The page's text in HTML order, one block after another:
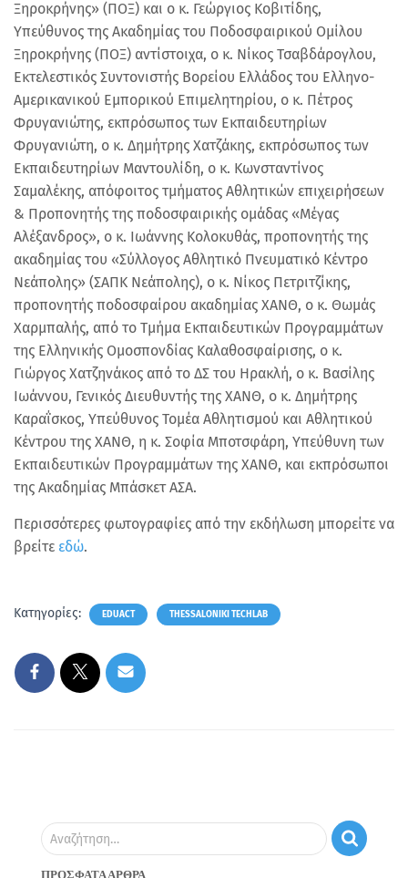
Ξηροκρήνης» (ΠΟΞ) και ο κ. Γεώργιος Κοβιτίδης,
Υπεύθυνος της Ακαδημίας του Ποδοσφαιρικού Ομίλου
Ξηροκρήνης (ΠΟΞ) αντίστοιχα, ο κ. Νίκος Τσαβδάρογλου,
Εκτελεστικός Συντονιστής Βορείου Ελλάδος του Ελληνο-
Αµερικανικού Εµπορικού Επιµελητηρίου, ο κ. Πέτρος
Φρυγανιώτης, εκπρόσωπος των Εκπαιδευτηρίων
Φρυγανιώτη, ο κ. Δημήτρης Χατζάκης, εκπρόσωπος των
Εκπαιδευτηρίων Μαντουλίδη, ο κ. Κωνσταντίνος
Σαμαλέκης, απόφοιτος τμήματος Αθλητικών επιχειρήσεων
& Προπονητής της ποδοσφαιρικής ομάδας «Μέγας
Αλέξανδρος», ο κ. Ιωάννης Κολοκυθάς, προπονητής της
ακαδημίας του «Σύλλογος Αθλητικό Πνευματικό Κέντρο
Νεάπολης» (ΣΑΠΚ Νεάπολης), ο κ. Νίκος Πετριτζίκης,
προπονητής ποδοσφαίρου ακαδημίας ΧΑΝΘ, ο κ. Θωμάς
Χαρμπαλής, από το Τμήμα Εκπαιδευτικών Προγραμμάτων
της Ελληνικής Ομοσπονδίας Καλαθοσφαίρισης, ο κ.
Γιώργος Χατζηνάκος από το ΔΣ του Ηρακλή, ο κ. Βασίλης
Ιωάννου, Γενικός Διευθυντής της ΧΑΝΘ, ο κ. Δημήτρης
Καραΐσκος, Υπεύθυνος Τομέα Αθλητισμού και Αθλητικού
Κέντρου της ΧΑΝΘ, η κ. Σοφία Μποτσφάρη, Υπεύθυνη των
Εκπαιδευτικών Προγραμμάτων της ΧΑΝΘ, και εκπρόσωποι
της Ακαδημίας Μπάσκετ ΑΣΑ.
Περισσότερες φωτογραφίες από την εκδήλωση μπορείτε να
βρείτε εδώ.
Κατηγορίες: EDUACT THESSALONIKI TECHLAB
Αναζήτηση…
ΠΡΌΣΦΑΤΑ ΆΡΘΡΑ